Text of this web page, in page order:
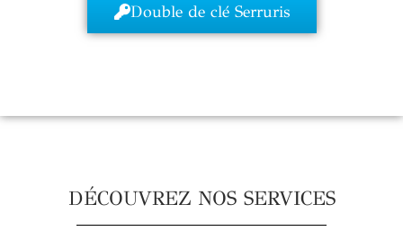
Double de clé Serruris
DÉCOUVREZ NOS SERVICES